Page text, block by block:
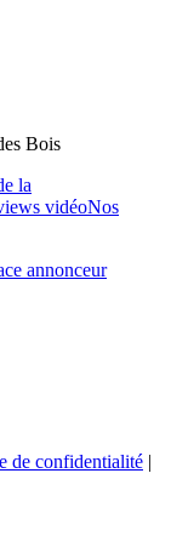
Bois
la
vidéoNos
annonceur
de confidentialité |